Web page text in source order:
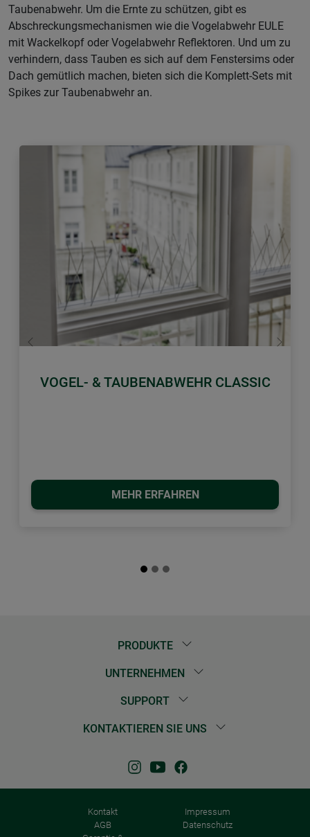
Taubenabwehr. Um die Ernte zu schützen, gibt es
Abschreckungsmechanismen wie die Vogelabwehr EULE
mit Wackelkopf oder Vogelabwehr Reflektoren. Und um zu
verhindern, dass Tauben es sich auf dem Fenstersims oder
Dach gemütlich machen, bieten sich die Komplett-Sets mit
Spikes zur Taubenabwehr an.
VOGEL- & TAUBENABWEHR CLASSIC
MEHR ERFAHREN
Zurück Weiter
PRODUKTE
UNTERNEHMEN
SUPPORT
KONTAKTIEREN SIE UNS
Kontakt
Impressum
AGB
Datenschutz